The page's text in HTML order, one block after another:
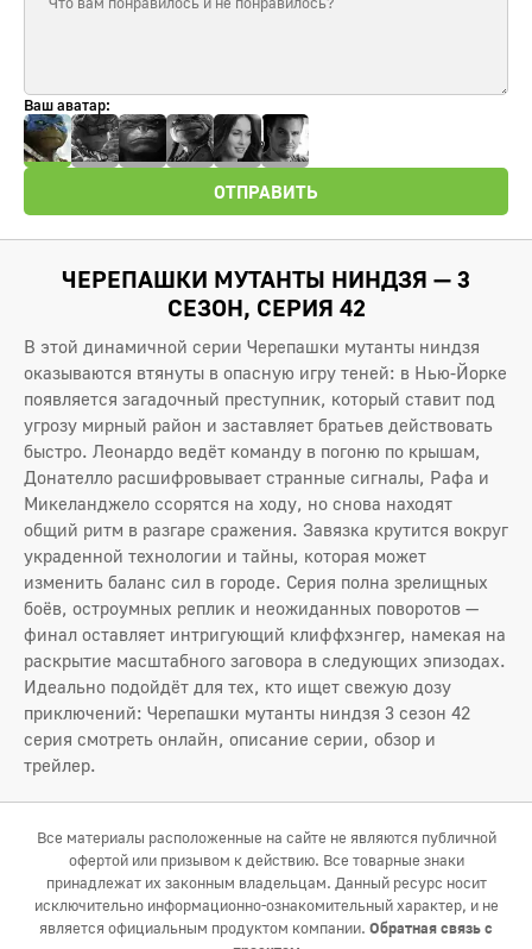
Ваш аватар:
ОТПРАВИТЬ
ЧЕРЕПАШКИ МУТАНТЫ НИНДЗЯ — 3
СЕЗОН, СЕРИЯ 42
В этой динамичной серии Черепашки мутанты ниндзя
оказываются втянуты в опасную игру теней: в Нью-Йорке
появляется загадочный преступник, который ставит под
угрозу мирный район и заставляет братьев действовать
быстро. Леонардо ведёт команду в погоню по крышам,
Донателло расшифровывает странные сигналы, Рафа и
Микеланджело ссорятся на ходу, но снова находят
общий ритм в разгаре сражения. Завязка крутится вокруг
украденной технологии и тайны, которая может
изменить баланс сил в городе. Серия полна зрелищных
боёв, остроумных реплик и неожиданных поворотов —
финал оставляет интригующий клиффхэнгер, намекая на
раскрытие масштабного заговора в следующих эпизодах.
Идеально подойдёт для тех, кто ищет свежую дозу
приключений: Черепашки мутанты ниндзя 3 сезон 42
серия смотреть онлайн, описание серии, обзор и
трейлер.
Все материалы расположенные на сайте не являются публичной
офертой или призывом к действию. Все товарные знаки
принадлежат их законным владельцам. Данный ресурс носит
исключительно информационно-ознакомительный характер, и не
является официальным продуктом компании. Обратная связь с